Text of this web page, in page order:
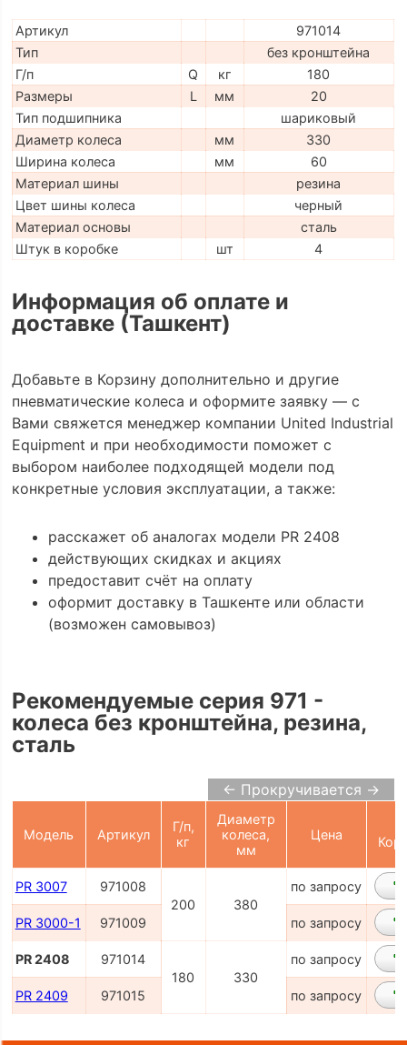
Артикул
971014
Тип
без кронштейна
Г/п
Q кг
180
Размеры
L мм
20
Тип подшипника
шариковый
Диаметр колеса
мм
330
Ширина колеса
мм
60
Материал шины
резина
Цвет шины колеса
черный
Материал основы
сталь
Штук в коробке
шт 4
Информация об оплате и
доставке (Ташкент)
Добавьте в Корзину дополнительно и другие
пневматические колеса и оформите заявку — с
Вами свяжется менеджер компании United Industrial
Equipment и при необходимости поможет с
выбором наиболее подходящей модели под
конкретные условия эксплуатации, а также:
расскажет об аналогах модели PR 2408
действующих скидках и акциях
предоставит счёт на оплату
оформит доставку в Ташкенте или области
(возможен самовывоз)
Рекомендуемые серия 971 -
колеса без кронштейна, резина,
сталь
← Прокручивается →
Модель Артикул
Г/п,
кг
Диаметр
колеса,
мм
Цена
PR 3007
971008
200
380
по запросу
PR 3000-1 971009 по запросу
PR 2408
971014
180
330
по запросу
PR 2409 971015 по запросу